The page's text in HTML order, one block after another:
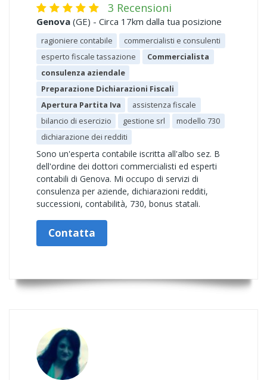
3 Recensioni
Genova (GE) - Circa 17km dalla tua posizione
ragioniere contabile
commercialisti e consulenti
esperto fiscale tassazione
Commercialista
consulenza aziendale
Preparazione Dichiarazioni Fiscali
Apertura Partita Iva
assistenza fiscale
bilancio di esercizio
gestione srl
modello 730
dichiarazione dei redditi
Sono un'esperta contabile iscritta all'albo sez. B
dell'ordine dei dottori commercialisti ed esperti
contabili di Genova. Mi occupo di servizi di
consulenza per aziende, dichiarazioni redditi,
successioni, contabilità, 730, bonus statali.
Contatta